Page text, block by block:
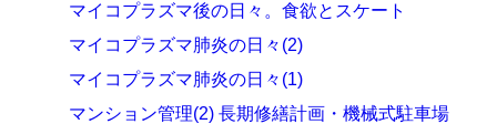
マイコプラズマ後の日々。食欲とスケート
マイコプラズマ肺炎の日々(2)
マイコプラズマ肺炎の日々(1)
マンション管理(2) 長期修繕計画・機械式駐車場